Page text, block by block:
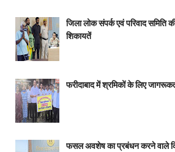
जिला लोक संपर्क एवं परिवाद
शिकायतें
फरीदाबाद में श्रमिकों के लिए
फसल अवशेष का प्रबंधन करने वाले